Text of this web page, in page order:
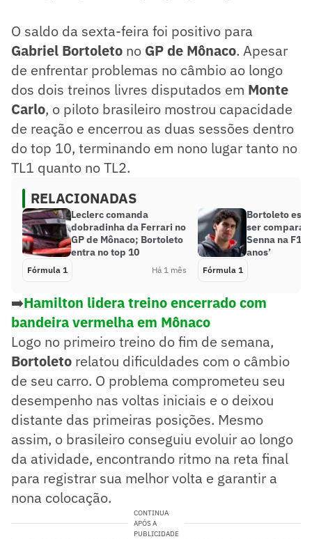
O saldo da sexta-feira foi positivo para
Gabriel Bortoleto no GP de Mônaco. Apesar
de enfrentar problemas no câmbio ao longo
dos dois treinos livres disputados em Monte
Carlo, o piloto brasileiro mostrou capacidade
de reação e encerrou as duas sessões dentro
do top 10, terminando em nono lugar tanto no
TL1 quanto no TL2.
RELACIONADAS
Leclerc comanda
dobradinha da Ferrari no
GP de Mônaco; Bortoleto
entra no top 10
Fórmula 1 Há 1 mês
Bortoleto
ser
Senna na F1:
anos’
Fórmula 1
➡️Hamilton lidera treino encerrado com
bandeira vermelha em Mônaco
Logo no primeiro treino do fim de semana,
Bortoleto relatou dificuldades com o câmbio
de seu carro. O problema comprometeu seu
desempenho nas voltas iniciais e o deixou
distante das primeiras posições. Mesmo
assim, o brasileiro conseguiu evoluir ao longo
da atividade, encontrando ritmo na reta final
para registrar sua melhor volta e garantir a
nona colocação.
CONTINUA
APÓS A
PUBLICIDADE